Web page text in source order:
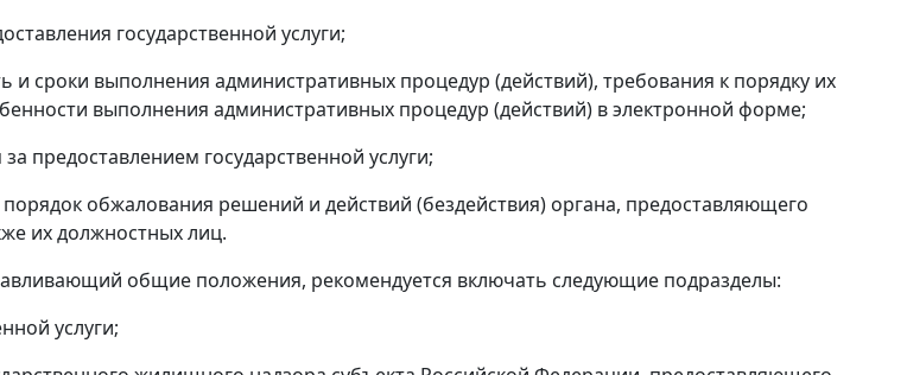
государственной услуги;
и сроки выполнения административных процедур (действий), требования к порядку их
выполнения административных процедур (действий) в электронной форме;
предоставлением государственной услуги;
обжалования решений и действий (бездействия) органа, предоставляющего
их должностных лиц.
общие положения, рекомендуется включать следующие подразделы:
услуги;